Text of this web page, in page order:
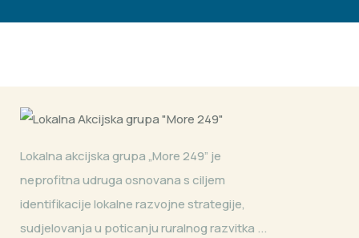
Lokalna akcijska grupa „More 249” je
neprofitna udruga osnovana s ciljem
identifikacije lokalne razvojne strategije,
sudjelovanja u poticanju ruralnog razvitka ...